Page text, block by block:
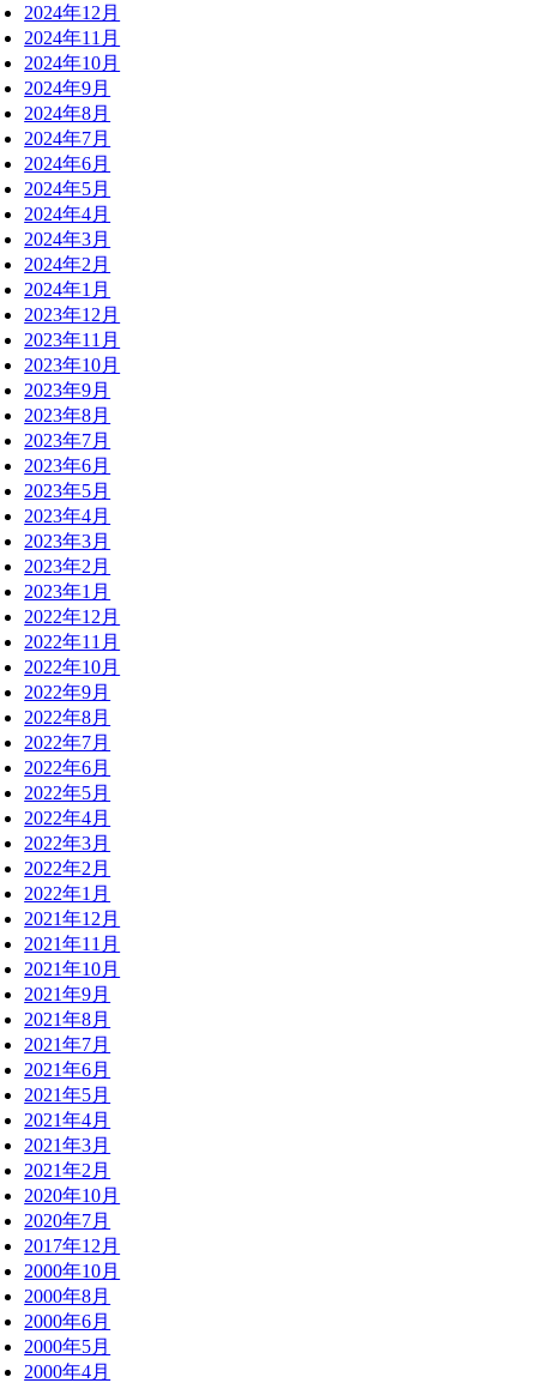
2024年12月
2024年11月
2024年10月
2024年9月
2024年8月
2024年7月
2024年6月
2024年5月
2024年4月
2024年3月
2024年2月
2024年1月
2023年12月
2023年11月
2023年10月
2023年9月
2023年8月
2023年7月
2023年6月
2023年5月
2023年4月
2023年3月
2023年2月
2023年1月
2022年12月
2022年11月
2022年10月
2022年9月
2022年8月
2022年7月
2022年6月
2022年5月
2022年4月
2022年3月
2022年2月
2022年1月
2021年12月
2021年11月
2021年10月
2021年9月
2021年8月
2021年7月
2021年6月
2021年5月
2021年4月
2021年3月
2021年2月
2020年10月
2020年7月
2017年12月
2000年10月
2000年8月
2000年6月
2000年5月
2000年4月